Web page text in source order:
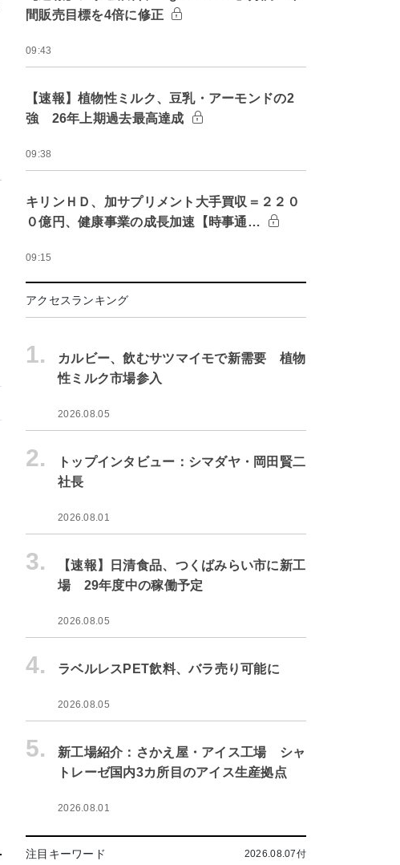
間販売目標を4倍に修正
09:43
【速報】植物性ミルク、豆乳・アーモンドの2
強 26年上期過去最高達成
09:38
キリンＨＤ、加サプリメント大手買収＝２２０
０億円、健康事業の成長加速【時事通…
09:15
アクセスランキング
1.
カルビー、飲むサツマイモで新需要 植物
性ミルク市場参入
2026.08.05
2.
トップインタビュー：シマダヤ・岡田賢二
社長
2026.08.01
3.
【速報】日清食品、つくばみらい市に新工
場 29年度中の稼働予定
2026.08.05
4. ラベルレスPET飲料、バラ売り可能に
2026.08.05
5.
新工場紹介：さかえ屋・アイス工場 シャ
トレーゼ国内3カ所目のアイス生産拠点
2026.08.01
注目キーワード 2026.08.07付